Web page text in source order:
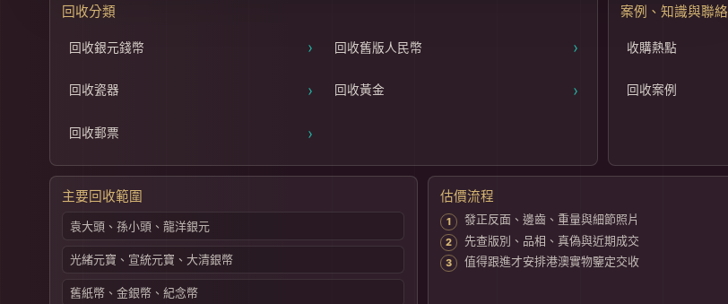
回收分類
回收銀元錢幣 › 回收舊版人民幣 ›
回收瓷器 › 回收黃金 ›
回收郵票 ›
案例、知識與聯絡
收購熱點
回收案例
主要回收範圍
袁大頭、孫小頭、龍洋銀元
光緒元寶、宣統元寶、大清銀幣
舊紙幣、金銀幣、紀念幣
估價流程
發正反面、邊齒、重量與細節照片
先查版別、品相、真偽與近期成交
值得跟進才安排港澳實物鑒定交收